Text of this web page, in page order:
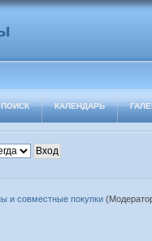
ПОИСК КАЛЕНДАРЬ
и совместные покупки